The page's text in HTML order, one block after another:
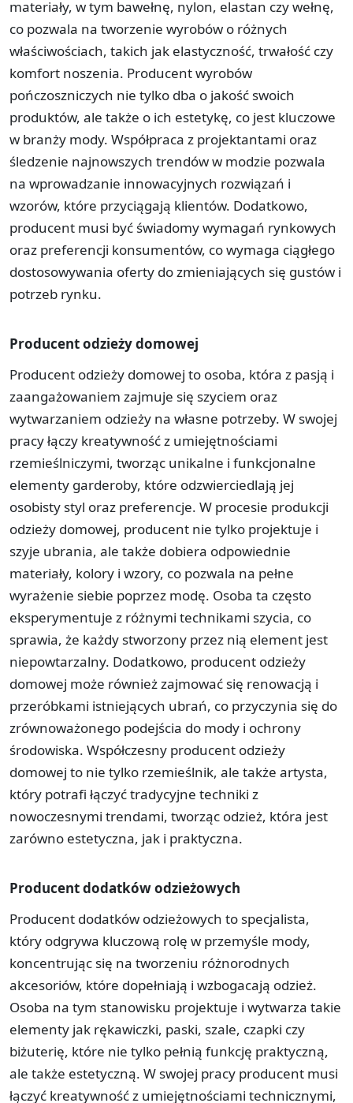
materiały, w tym bawełnę, nylon, elastan czy wełnę,
co pozwala na tworzenie wyrobów o różnych
właściwościach, takich jak elastyczność, trwałość czy
komfort noszenia. Producent wyrobów
pończoszniczych nie tylko dba o jakość swoich
produktów, ale także o ich estetykę, co jest kluczowe
w branży mody. Współpraca z projektantami oraz
śledzenie najnowszych trendów w modzie pozwala
na wprowadzanie innowacyjnych rozwiązań i
wzorów, które przyciągają klientów. Dodatkowo,
producent musi być świadomy wymagań rynkowych
oraz preferencji konsumentów, co wymaga ciągłego
dostosowywania oferty do zmieniających się gustów i
potrzeb rynku.
Producent odzieży domowej
Producent odzieży domowej to osoba, która z pasją i
zaangażowaniem zajmuje się szyciem oraz
wytwarzaniem odzieży na własne potrzeby. W swojej
pracy łączy kreatywność z umiejętnościami
rzemieślniczymi, tworząc unikalne i funkcjonalne
elementy garderoby, które odzwierciedlają jej
osobisty styl oraz preferencje. W procesie produkcji
odzieży domowej, producent nie tylko projektuje i
szyje ubrania, ale także dobiera odpowiednie
materiały, kolory i wzory, co pozwala na pełne
wyrażenie siebie poprzez modę. Osoba ta często
eksperymentuje z różnymi technikami szycia, co
sprawia, że każdy stworzony przez nią element jest
niepowtarzalny. Dodatkowo, producent odzieży
domowej może również zajmować się renowacją i
przeróbkami istniejących ubrań, co przyczynia się do
zrównoważonego podejścia do mody i ochrony
środowiska. Współczesny producent odzieży
domowej to nie tylko rzemieślnik, ale także artysta,
który potrafi łączyć tradycyjne techniki z
nowoczesnymi trendami, tworząc odzież, która jest
zarówno estetyczna, jak i praktyczna.
Producent dodatków odzieżowych
Producent dodatków odzieżowych to specjalista,
który odgrywa kluczową rolę w przemyśle mody,
koncentrując się na tworzeniu różnorodnych
akcesoriów, które dopełniają i wzbogacają odzież.
Osoba na tym stanowisku projektuje i wytwarza takie
elementy jak rękawiczki, paski, szale, czapki czy
biżuterię, które nie tylko pełnią funkcję praktyczną,
ale także estetyczną. W swojej pracy producent musi
łączyć kreatywność z umiejętnościami technicznymi,